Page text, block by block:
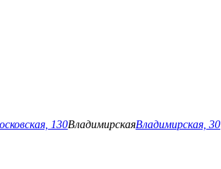
130ВладимирскаяВладимирская, 30